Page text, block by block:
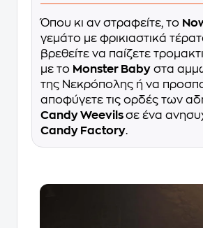
Όπου κι αν στραφείτε, το
γεμάτο με φρικιαστικά
βρεθείτε να παίζετε
με το Monster Baby στα
της Νεκρόπολης ή να
αποφύγετε τις ορδές των
Candy Weevilsσε ένα
Candy Factory.